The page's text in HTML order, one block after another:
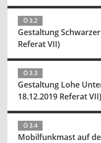
Ö 3.2
Gestaltung
Referat VII)
Ö 3.3
Gestaltung Lohe
18.12.2019 Referat VII)
Ö 3.4
Mobilfunkmast auf